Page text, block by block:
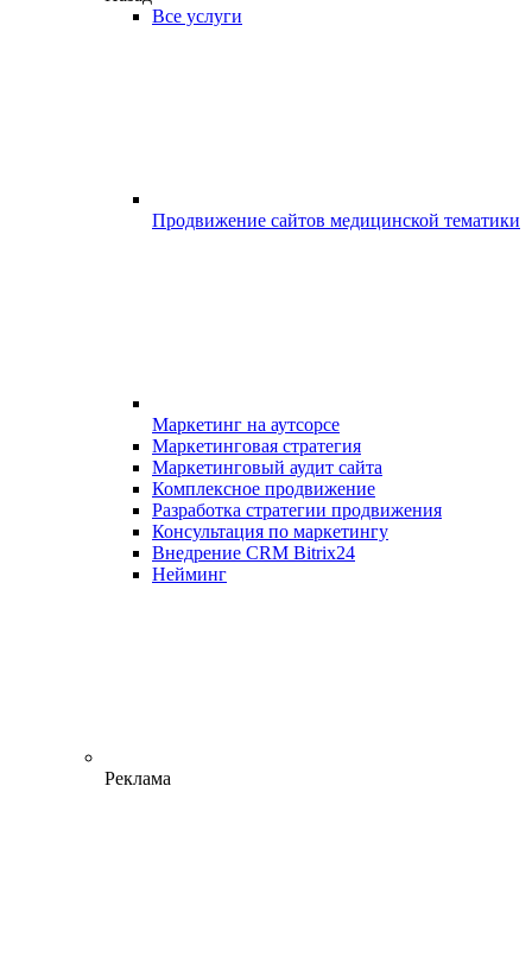
Все услуги
Продвижение сайтов медицинской тематики
Маркетинг на аутсорсе
Маркетинговая стратегия
Маркетинговый аудит сайта
Комплексное продвижение
Разработка стратегии продвижения
Консультация по маркетингу
Внедрение CRM Bitrix24
Нейминг
Реклама